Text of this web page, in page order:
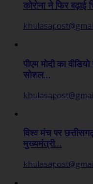
कोरोना ने फिर
पीएम मोदी का
सोशल...
विश्व मंच पर
मुख्यमंत्री...